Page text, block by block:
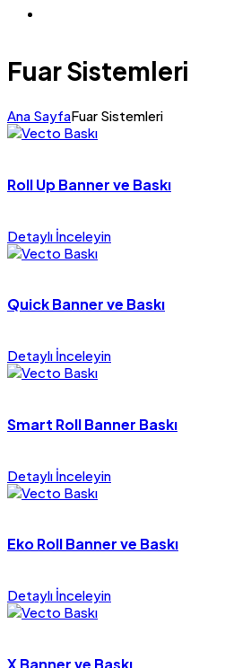
Fuar Sistemleri
Ana SayfaFuar Sistemleri
Roll Up Banner ve Baskı
Detaylı İnceleyin
Quick Banner ve Baskı
Detaylı İnceleyin
Smart Roll Banner Baskı
Detaylı İnceleyin
Eko Roll Banner ve Baskı
Detaylı İnceleyin
X Banner ve Baskı